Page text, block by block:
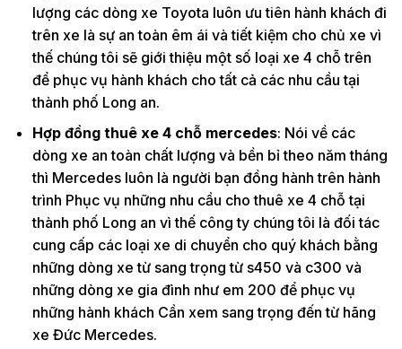
lượng các dòng xe Toyota luôn ưu tiên hành khách đi
trên xe là sự an toàn êm ái và tiết kiệm cho chủ xe vì
thế chúng tôi sẽ giới thiệu một số loại xe 4 chỗ trên
để phục vụ hành khách cho tất cả các nhu cầu tại
thành phố Long an.
Hợp đồng thuê xe 4 chỗ mercedes: Nói về các
dòng xe an toàn chất lượng và bền bỉ theo năm tháng
thì Mercedes luôn là người bạn đồng hành trên hành
trình Phục vụ những nhu cầu cho thuê xe 4 chỗ tại
thành phố Long an vì thế công ty chúng tôi là đối tác
cung cấp các loại xe di chuyển cho quý khách bằng
những dòng xe từ sang trọng từ s450 và c300 và
những dòng xe gia đình như em 200 để phục vụ
những hành khách Cần xem sang trọng đến từ hãng
xe Đức Mercedes.